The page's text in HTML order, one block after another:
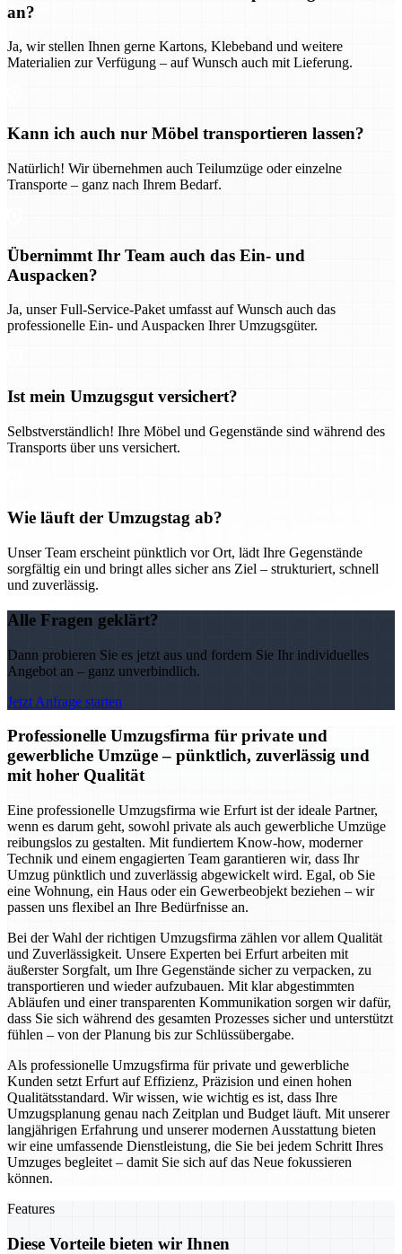
an?
Ja, wir stellen Ihnen gerne Kartons, Klebeband und weitere
Materialien zur Verfügung – auf Wunsch auch mit Lieferung.
Kann ich auch nur Möbel transportieren lassen?
Natürlich! Wir übernehmen auch Teilumzüge oder einzelne
Transporte – ganz nach Ihrem Bedarf.
Übernimmt Ihr Team auch das Ein- und
Auspacken?
Ja, unser Full-Service-Paket umfasst auf Wunsch auch das
professionelle Ein- und Auspacken Ihrer Umzugsgüter.
Ist mein Umzugsgut versichert?
Selbstverständlich! Ihre Möbel und Gegenstände sind während des
Transports über uns versichert.
Wie läuft der Umzugstag ab?
Unser Team erscheint pünktlich vor Ort, lädt Ihre Gegenstände
sorgfältig ein und bringt alles sicher ans Ziel – strukturiert, schnell
und zuverlässig.
Alle Fragen geklärt?
Dann probieren Sie es jetzt aus und fordern Sie Ihr individuelles
Angebot an – ganz unverbindlich.
Jetzt Anfrage starten
Professionelle Umzugsfirma für private und
gewerbliche Umzüge – pünktlich, zuverlässig und
mit hoher Qualität
Eine professionelle Umzugsfirma wie Erfurt ist der ideale Partner,
wenn es darum geht, sowohl private als auch gewerbliche Umzüge
reibungslos zu gestalten. Mit fundiertem Know-how, moderner
Technik und einem engagierten Team garantieren wir, dass Ihr
Umzug pünktlich und zuverlässig abgewickelt wird. Egal, ob Sie
eine Wohnung, ein Haus oder ein Gewerbeobjekt beziehen – wir
passen uns flexibel an Ihre Bedürfnisse an.
Bei der Wahl der richtigen Umzugsfirma zählen vor allem Qualität
und Zuverlässigkeit. Unsere Experten bei Erfurt arbeiten mit
äußerster Sorgfalt, um Ihre Gegenstände sicher zu verpacken, zu
transportieren und wieder aufzubauen. Mit klar abgestimmten
Abläufen und einer transparenten Kommunikation sorgen wir dafür,
dass Sie sich während des gesamten Prozesses sicher und unterstützt
fühlen – von der Planung bis zur Schlüssübergabe.
Als professionelle Umzugsfirma für private und gewerbliche
Kunden setzt Erfurt auf Effizienz, Präzision und einen hohen
Qualitätsstandard. Wir wissen, wie wichtig es ist, dass Ihre
Umzugsplanung genau nach Zeitplan und Budget läuft. Mit unserer
langjährigen Erfahrung und unserer modernen Ausstattung bieten
wir eine umfassende Dienstleistung, die Sie bei jedem Schritt Ihres
Umzuges begleitet – damit Sie sich auf das Neue fokussieren
können.
Features
Diese Vorteile bieten wir Ihnen